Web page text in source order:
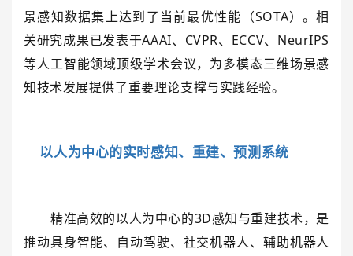
景感知数据集上达到了当前最优性能（SOTA）。相
关研究成果已发表于AAAI、CVPR、ECCV、NeurIPS
等人工智能领域顶级学术会议，为多模态三维场景感
知技术发展提供了重要理论支撑与实践经验。
以人为中心的实时感知、重建、预测系统
精准高效的以人为中心的3D感知与重建技术，是
推动具身智能、自动驾驶、社交机器人、辅助机器人